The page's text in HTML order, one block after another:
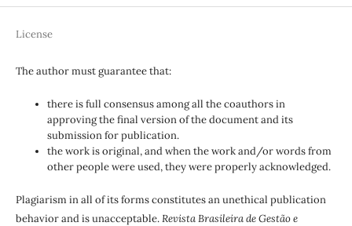
License
The author must guarantee that:
there is full consensus among all the coauthors in
approving the final version of the document and its
submission for publication.
the work is original, and when the work and/or words from
other people were used, they were properly acknowledged.
Plagiarism in all of its forms constitutes an unethical publication
behavior and is unacceptable.Revista Brasileira de Gestão e